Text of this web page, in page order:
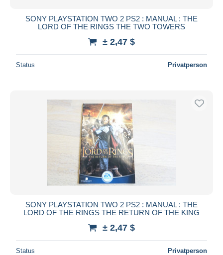
SONY PLAYSTATION TWO 2 PS2 : MANUAL : THE
LORD OF THE RINGS THE TWO TOWERS
± 2,47 $
Status Privatperson
SONY PLAYSTATION TWO 2 PS2 : MANUAL : THE
LORD OF THE RINGS THE RETURN OF THE KING
± 2,47 $
Status Privatperson